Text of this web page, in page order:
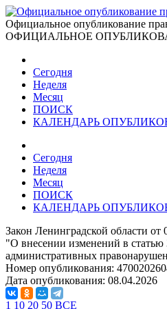
Официальное опубликование
ОФИЦИАЛЬНОЕ
Сегодня
Неделя
Месяц
ПОИСК
КАЛЕНДАРЬ
Сегодня
Неделя
Месяц
ПОИСК
КАЛЕНДАРЬ
Закон Ленинградской области
"О внесении изменений в статью
административных
Номер опубликования:
Дата опубликования: 08.04.2026
1 10 20 50 ВСЕ